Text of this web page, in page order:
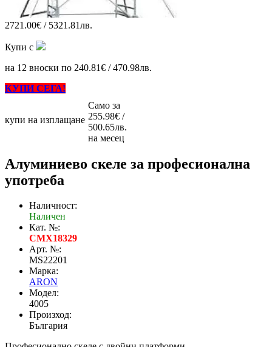
2721.00€ / 5321.81лв.
Купи с
на 12 вноски по 240.81€ / 470.98лв.
КУПИ СЕГА!
купи на изплащане
Само за
255.98€ /
500.65лв.
на месец
Алуминиево скеле за професионална
употреба
Наличност:
Наличен
Кат. №:
CMX18329
Арт. №:
MS22201
Марка:
ARON
Модел:
4005
Произход:
България